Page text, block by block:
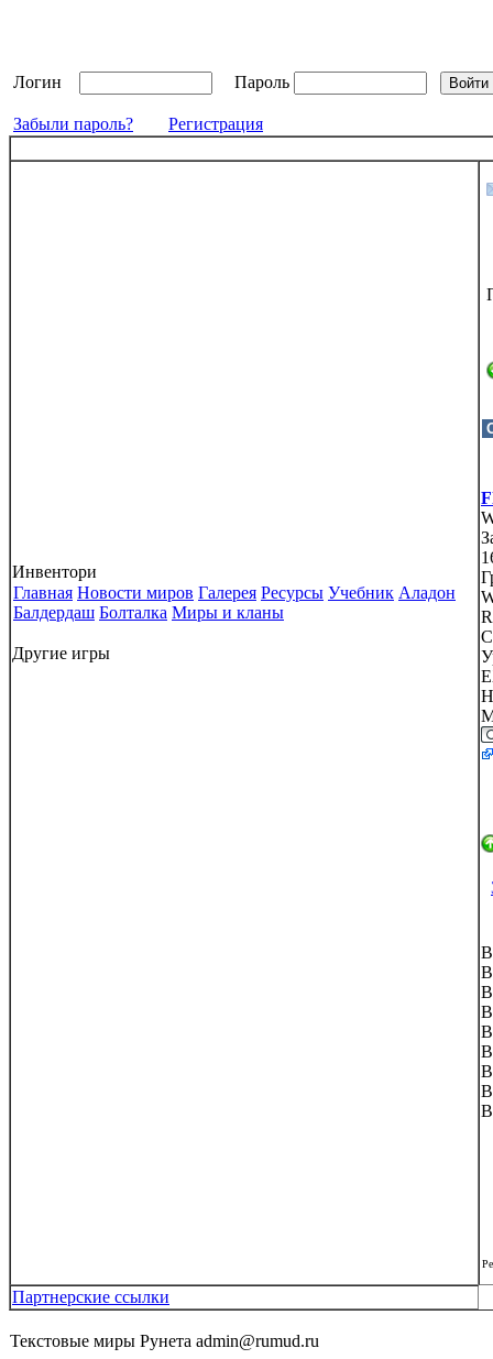
Логин Пароль
Забыли пароль? Регистрация
Инвентори
Главная Новости миров Галерея Ресурсы Учебник Аладон
Балдердаш Болталка Миры и кланы
Другие игры
Партнерские ссылки
Текстовые миры Рунета admin@rumud.ru